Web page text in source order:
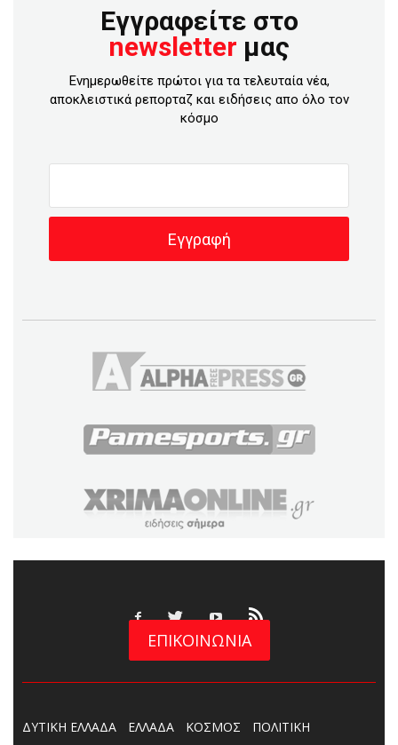
Εγγραφείτε στο
newsletter μας
Ενημερωθείτε πρώτοι για τα τελευταία νέα,
αποκλειστικά ρεπορταζ και ειδήσεις απο όλο τον
κόσμο
ΕΠΙΚΟΙΝΩΝΙΑ
ΔΥΤΙΚΗ ΕΛΛΑΔΑ ΕΛΛΑΔΑ ΚΟΣΜΟΣ ΠΟΛΙΤΙΚΗ